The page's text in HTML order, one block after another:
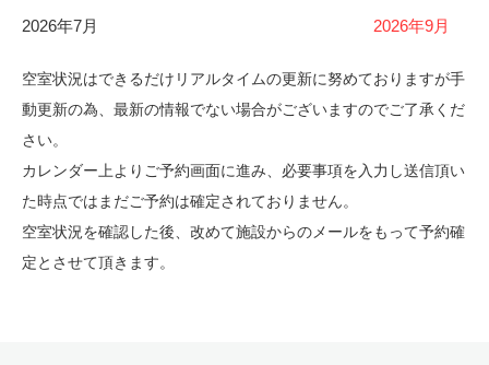
2026年7月 2026年9月
空室状況はできるだけリアルタイムの更新に努めておりますが手
動更新の為、最新の情報でない場合がございますのでご了承くだ
さい。
カレンダー上よりご予約画面に進み、必要事項を入力し送信頂い
た時点ではまだご予約は確定されておりません。
空室状況を確認した後、改めて施設からのメールをもって予約確
定とさせて頂きます。